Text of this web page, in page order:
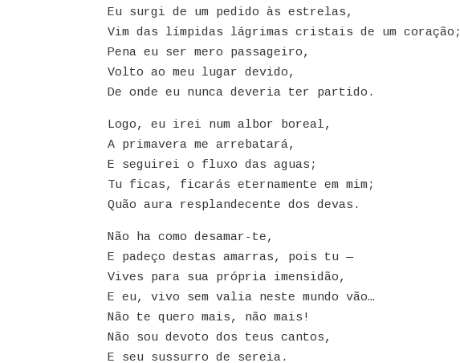
Eu surgi de um pedido às estrelas,
Vim das límpidas lágrimas cristais de um coração;
Pena eu ser mero passageiro,
Volto ao meu lugar devido,
De onde eu nunca deveria ter partido.
Logo, eu irei num albor boreal,
A primavera me arrebatará,
E seguirei o fluxo das aguas;
Tu ficas, ficarás eternamente em mim;
Quão aura resplandecente dos devas.
Não ha como desamar-te,
E padeço destas amarras, pois tu —
Vives para sua própria imensidão,
E eu, vivo sem valia neste mundo vão…
Não te quero mais, não mais!
Não sou devoto dos teus cantos,
E seu sussurro de sereia.